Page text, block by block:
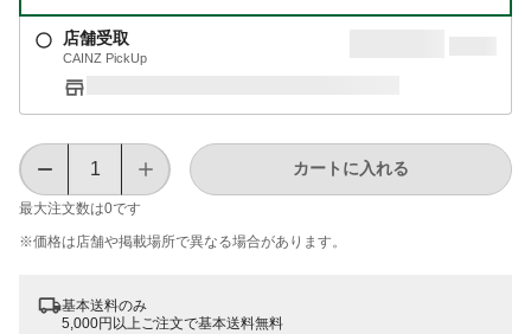
店舗受取
CAINZ PickUp
最大注文数は0です
カートに入れる
※価格は​店舗や​掲載場所で​異なる​場合が​あります。
基本送料のみ
5,000円以上ご注文で基本送料無料